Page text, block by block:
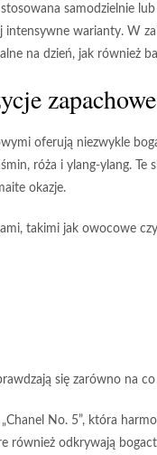
samodzielnie
warianty. W
na dzień, jak również
oferują niezwykle
róża i ylang-ylang. Te
okazje.
takimi jak owocowe
się zarówno na
„Chanel No. 5”, która
również odkrywają